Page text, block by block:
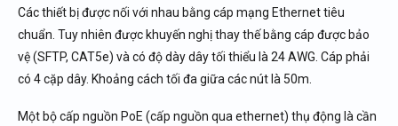
Các thiết bị được nối với nhau bằng cáp mạng Ethernet tiêu
chuẩn. Tuy nhiên được khuyến nghị thay thế bằng cáp được bảo
vệ (SFTP, CAT5e) và có độ dày dây tối thiểu là 24 AWG. Cáp phải
có 4 cặp dây. Khoảng cách tối đa giữa các nút là 50m.
Một bộ cấp nguồn PoE (cấp nguồn qua ethernet) thụ động là cần